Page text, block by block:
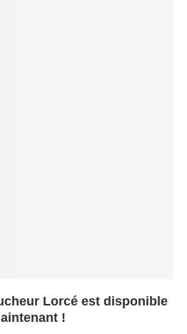
Lorcé est disponible
!